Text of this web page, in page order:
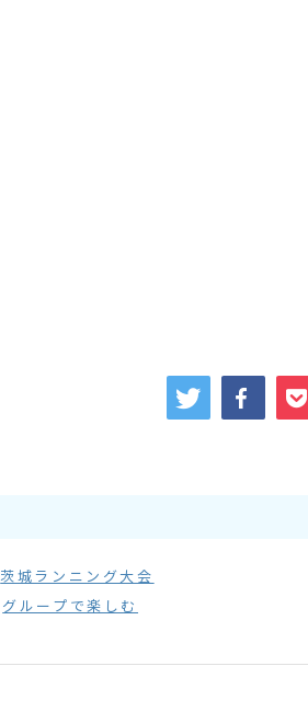
茨城ランニング大会
グループで楽しむ